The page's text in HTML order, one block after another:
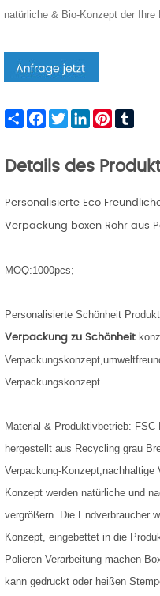
natürliche & Bio-Konzept der Ihre
Share FacebookTwitterLinkedInPinterest
Details des
Personalisierte Eco
Verpackung boxen Rohr aus
MOQ:1000pcs;
Personalisierte Schönheit
Verpackung zu Schönheit
Verpackungskonzept.
Material & Produktivbetrieb:
hergestellt aus Recycling grau
Verpackung-
Konzept werden natürliche und
vergrößern. Die Endverbraucher
Konzept, eingebettet in die
Polieren Verarbeitung machen
kann gedruckt oder heißen